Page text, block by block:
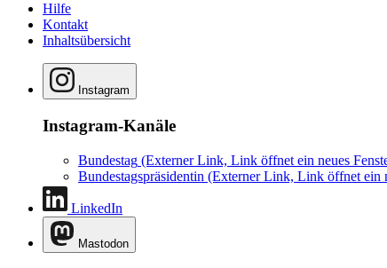
Hilfe
Kontakt
Inhaltsübersicht
Instagram
Instagram-Kanäle
Bundestag (Externer Link, Link öffnet ein neues
Bundestagspräsidentin (Externer Link, Link öffnet ein
LinkedIn
Mastodon